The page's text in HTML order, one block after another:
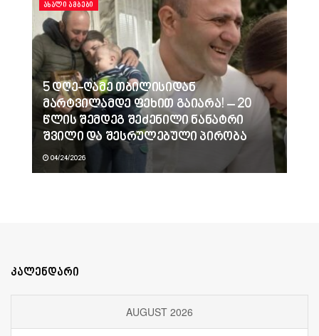
ᲐᲮᲐᲚᲘ ᲐᲛᲑᲔᲑᲘ
5 დღე-ღამე თბილისიდან
მარტვილამდე ფეხით გაიარა! – 20
წლის შემდეგ შეძენილი ნანატრი
შვილი და შესრულებული პირობა
04/24/2026
კალენდარი
AUGUST 2026